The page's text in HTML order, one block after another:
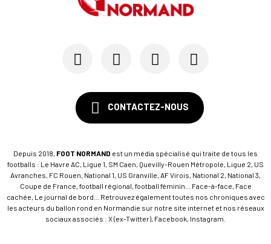
CONTACTEZ-NOUS
Depuis 2018, FOOT NORMAND est un média spécialisé qui traite de tous les
footballs : Le Havre AC, Ligue 1, SM Caen, Quevilly-Rouen Métropole, Ligue 2, US
Avranches, FC Rouen, National 1, US Granville, AF Virois, National 2, National 3,
Coupe de France, football régional, football féminin... Face-à-face, Face
cachée, Le journal de bord... Retrouvez également toutes nos chroniques avec
les acteurs du ballon rond en Normandie sur notre site internet et nos réseaux
sociaux associés : X (ex-Twitter), Facebook, Instagram.